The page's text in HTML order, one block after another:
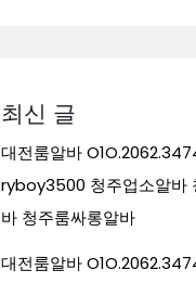
최신 글
대전룸알바
ryboy3500 청주업소알바
바 청주룸싸롱알바
대전룸알바